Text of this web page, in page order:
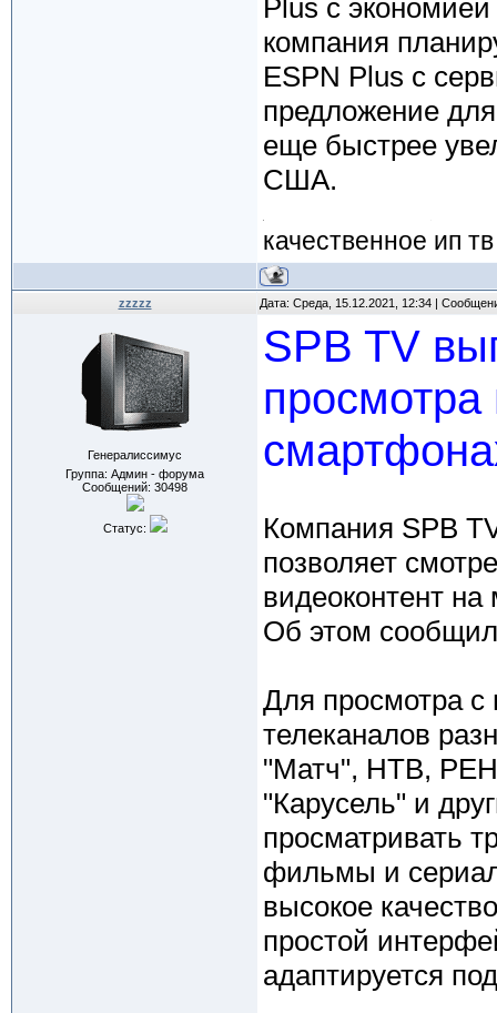
Plus с
компания
ESPN Plus с
предложение
еще быстрее
США.
качественное ип
zzzzz Дата: Среда, 15.12.2021, 12:34 |
Генералиссимус
Группа: Админ - форума
Сообщений: 30498
Статус:
SPB TV
просмотра
Компания SPB
позволяет
видеоконтент
Об этом
Для просмотра с
телеканалов
"Матч", НТВ,
"Карусель" и
просматривать
фильмы и
высокое
простой
адаптируется